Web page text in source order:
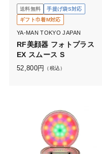
送料無料
手提げ袋S対応
ギフト巾着M対応
YA-MAN TOKYO JAPAN
RF美顔器 フォトプラス
EX スムース S
52,800円 （税込）